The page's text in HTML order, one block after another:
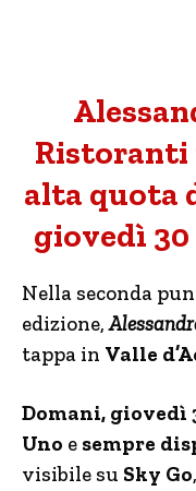
alta quota
giovedì 30
Nella seconda
edizione,
tappa in Valle
Domani, giovedì
Uno e sempre
visibile su Sky Go